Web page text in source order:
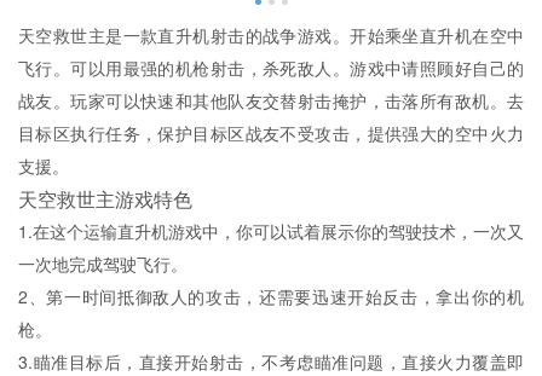
天空救世主是一款直升机射击的战争游戏。开始乘坐直升机在空中
飞行。可以用最强的机枪射击，杀死敌人。游戏中请照顾好自己的
战友。玩家可以快速和其他队友交替射击掩护，击落所有敌机。去
目标区执行任务，保护目标区战友不受攻击，提供强大的空中火力
支援。
天空救世主游戏特色
1.在这个运输直升机游戏中，你可以试着展示你的驾驶技术，一次又
一次地完成驾驶飞行。
2、第一时间抵御敌人的攻击，还需要迅速开始反击，拿出你的机
枪。
3.瞄准目标后，直接开始射击，不考虑瞄准问题，直接火力覆盖即